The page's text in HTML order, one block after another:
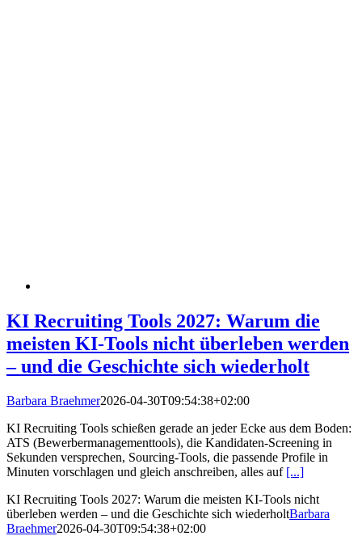
KI Recruiting Tools 2027: Warum die
meisten KI-Tools nicht überleben werden
– und die Geschichte sich wiederholt
Barbara Braehmer2026-04-30T09:54:38+02:00
KI Recruiting Tools schießen gerade an jeder Ecke aus dem Boden:
ATS (Bewerbermanagementtools), die Kandidaten-Screening in
Sekunden versprechen, Sourcing-Tools, die passende Profile in
Minuten vorschlagen und gleich anschreiben, alles auf [...]
KI Recruiting Tools 2027: Warum die meisten KI-Tools nicht
überleben werden – und die Geschichte sich wiederholtBarbara
Braehmer2026-04-30T09:54:38+02:00